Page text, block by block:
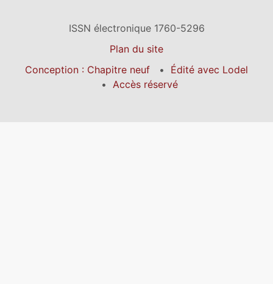
ISSN électronique 1760-5296
Plan du site
Conception : Chapitre neuf
Édité avec Lodel
Accès réservé